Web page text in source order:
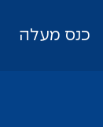
כנס מעלה